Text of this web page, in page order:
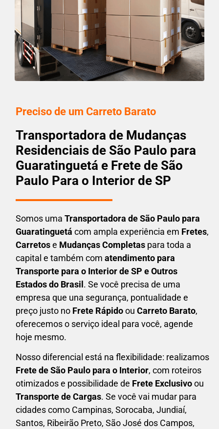
Preciso de um Carreto Barato
Transportadora de Mudanças
Residenciais de São Paulo para
Guaratinguetá e Frete de São
Paulo Para o Interior de SP
Somos uma Transportadora de São Paulo para
Guaratinguetá com ampla experiência em Fretes,
Carretose Mudanças Completas para toda a
capital e também com atendimento para
Transporte para o Interior de SP e Outros
Estados do Brasil . Se você precisa de uma
empresa que una segurança, pontualidade e
preço justo no Frete Rápidoou Carreto Barato,
oferecemos o serviço ideal para você, agende
hoje mesmo.
Nosso diferencial está na flexibilidade: realizamos
Frete de São Paulo para o Interior, com roteiros
otimizados e possibilidade de Frete Exclusivoou
Transporte de Cargas. Se você vai mudar para
cidades como Campinas, Sorocaba, Jundiaí,
Santos, Ribeirão Preto, São José dos Campos,